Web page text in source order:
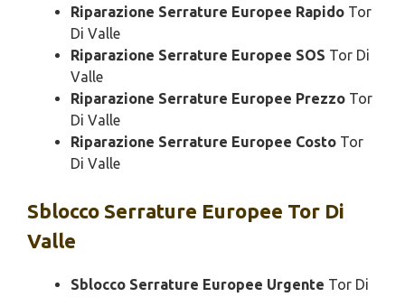
Riparazione Serrature Europee Rapido Tor
Di Valle
Riparazione Serrature Europee SOS Tor Di
Valle
Riparazione Serrature Europee Prezzo Tor
Di Valle
Riparazione Serrature Europee Costo Tor
Di Valle
Sblocco Serrature Europee Tor Di
Valle
Sblocco Serrature Europee Urgente Tor Di